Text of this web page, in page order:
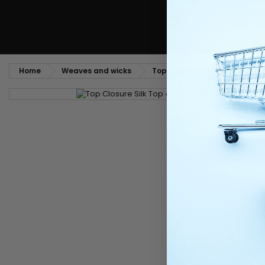
Home Weaves and wicks Top Closures Top